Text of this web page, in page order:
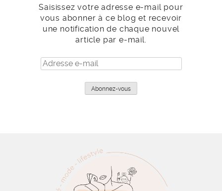
Saisissez votre adresse e-mail pour
vous abonner à ce blog et recevoir
une notification de chaque nouvel
article par e-mail.
Adresse
e-
Abonnez-vous